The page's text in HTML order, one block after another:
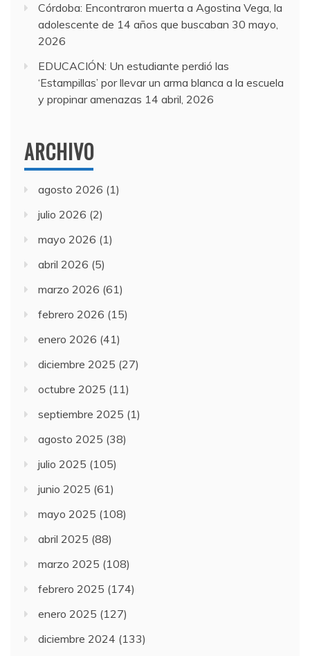
Córdoba: Encontraron muerta a Agostina Vega, la
adolescente de 14 años que buscaban 30 mayo,
2026
EDUCACIÓN: Un estudiante perdió las
‘Estampillas’ por llevar un arma blanca a la escuela
y propinar amenazas 14 abril, 2026
ARCHIVO
agosto 2026 (1)
julio 2026 (2)
mayo 2026 (1)
abril 2026 (5)
marzo 2026 (61)
febrero 2026 (15)
enero 2026 (41)
diciembre 2025 (27)
octubre 2025 (11)
septiembre 2025 (1)
agosto 2025 (38)
julio 2025 (105)
junio 2025 (61)
mayo 2025 (108)
abril 2025 (88)
marzo 2025 (108)
febrero 2025 (174)
enero 2025 (127)
diciembre 2024 (133)